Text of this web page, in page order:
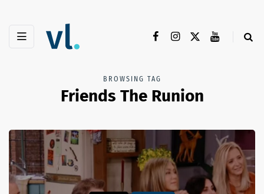
BROWSING TAG
Friends The Runion